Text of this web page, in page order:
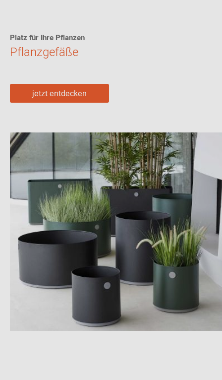
Platz für Ihre Pflanzen
Pflanzgefäße
jetzt entdecken